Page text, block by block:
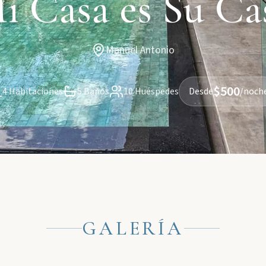
Manuel Antonio
4 Habitaciones 5 Baños 10 Huéspedes Desde$500/
GALERÍA